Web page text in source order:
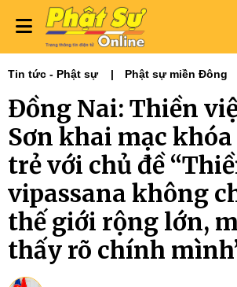
Tin tức - Phật sự Phật sự miền Đông
Đồng Nai: Thiền
Sơn khai mạc
trẻ với chủ đề
vipassana không
thế giới rộng lớn,
thấy rõ chính